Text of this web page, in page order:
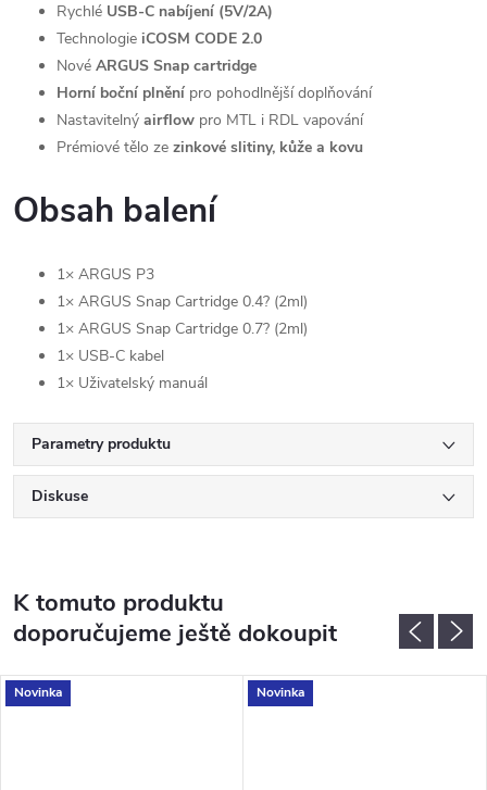
Rychlé USB-C nabíjení (5V/2A)
Technologie iCOSM CODE 2.0
Nové ARGUS Snap cartridge
Horní boční plnění pro pohodlnější doplňování
Nastavitelný airflow pro MTL i RDL vapování
Prémiové tělo ze zinkové slitiny, kůže a kovu
Obsah balení
1× ARGUS P3
1× ARGUS Snap Cartridge 0.4? (2ml)
1× ARGUS Snap Cartridge 0.7? (2ml)
1× USB-C kabel
1× Uživatelský manuál
Parametry produktu
Diskuse
K tomuto produktu
doporučujeme ještě dokoupit
Novinka Novinka